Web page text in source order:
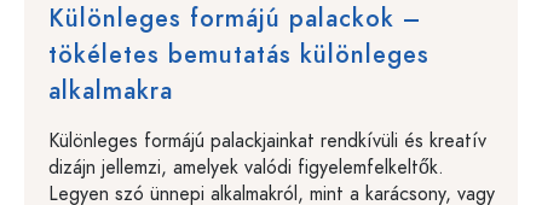
Különleges formájú palackok –
tökéletes bemutatás különleges
alkalmakra
Különleges formájú palackjainkat rendkívüli és kreatív
dizájn jellemzi, amelyek valódi figyelemfelkeltők.
Legyen szó ünnepi alkalmakról, mint a karácsony, vagy